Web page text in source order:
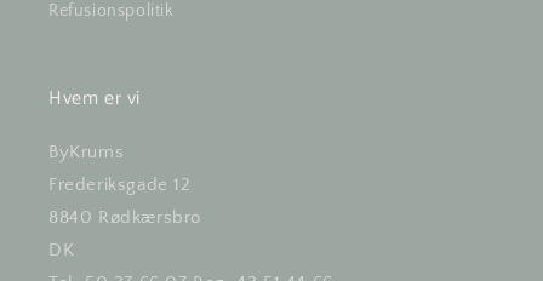
Refusionspolitik
Hvem er vi
ByKrums
Frederiksgade 12
8840 Rødkærsbro
DK